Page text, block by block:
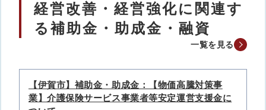
経営改善・経営強化に関連す
る補助金・助成金・融資
一覧を見る
【伊賀市】補助金・助成金：【物価高騰対策事
業】介護保険サービス事業者等安定運営支援金に